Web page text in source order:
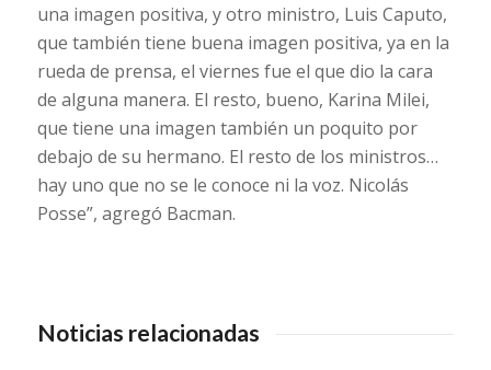
una imagen positiva, y otro ministro, Luis Caputo,
que también tiene buena imagen positiva, ya en la
rueda de prensa, el viernes fue el que dio la cara
de alguna manera. El resto, bueno, Karina Milei,
que tiene una imagen también un poquito por
debajo de su hermano. El resto de los ministros…
hay uno que no se le conoce ni la voz. Nicolás
Posse”, agregó Bacman.
Noticias relacionadas